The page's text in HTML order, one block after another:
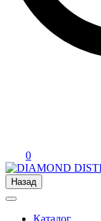
0
Назад
Каталог